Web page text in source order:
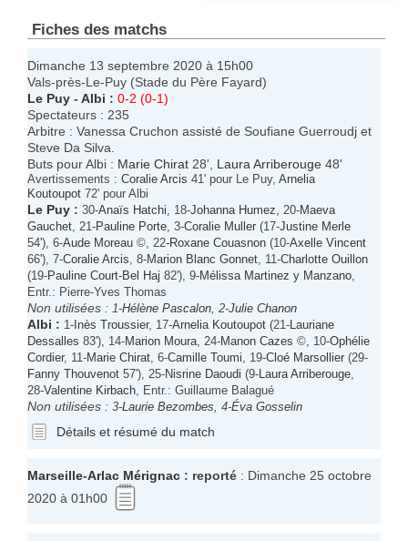
Fiches des matchs
Dimanche 13 septembre 2020 à 15h00
Vals-près-Le-Puy (Stade du Père Fayard)
Le Puy - Albi : 0-2 (0-1)
Spectateurs : 235
Arbitre : Vanessa Cruchon assisté de Soufiane Guerroudj et
Steve Da Silva.
Buts pour Albi : Marie Chirat 28', Laura Arriberouge 48'
Avertissements : Coralie Arcis 41' pour Le Puy, Arnelia
Koutoupot 72' pour Albi
Le Puy : 30-Anaïs Hatchi , 18-Johanna Humez , 20-Maeva
Gauchet , 21-Pauline Porte , 3-Coralie Muller (17-Justine Merle
54'), 6-Aude Moreau ©, 22-Roxane Couasnon (10-Axelle Vincent
66'), 7-Coralie Arcis , 8-Marion Blanc Gonnet , 11-Charlotte Ouillon
(19-Pauline Court-Bel Haj 82'), 9-Mélissa Martinez y Manzano
Entr.: Pierre-Yves Thomas
Non utilisées : 1-Hélène Pascalon , 2-Julie Chanon
Albi : 1- Inès Troussier, 17-Arnelia Koutoupot (21- Lauriane
Dessalles 83'), 14-Marion Moura , 24-Manon Cazes ©, 10-Ophélie
Cordier, 11-Marie Chirat , 6-Camille Toumi , 19-Cloé Marsollier (29-
Fanny Thouvenot 57'), 25-Nisrine Daoudi (9- Laura Arriberouge
28-Valentine Kirbach , Entr.: Guillaume Balagué
Non utilisées : 3-Laurie Bezombes , 4-Éva Gosselin
Détails et résumé du match
Marseille-Arlac Mérignac : reporté : Dimanche 25 octobre
2020 à 01h00